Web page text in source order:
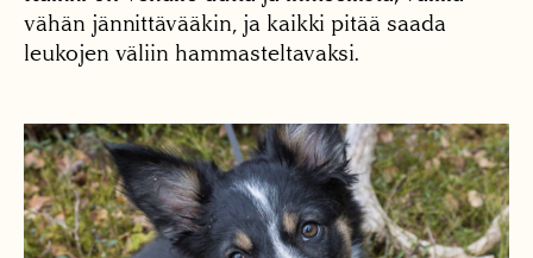
vähän jännittävääkin, ja kaikki pitää saada
leukojen väliin hammasteltavaksi.